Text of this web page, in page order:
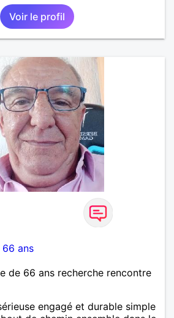
sorties, visiter les vieux villages
Sans oublier la famille. Si une
Voir le profil
66 ans
de 66 ans recherche rencontre
engagé et durable simple